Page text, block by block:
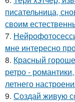
писательница,
своим
7.
мне интересно
8. Красный
ретро -
летнего
9. Создай живую